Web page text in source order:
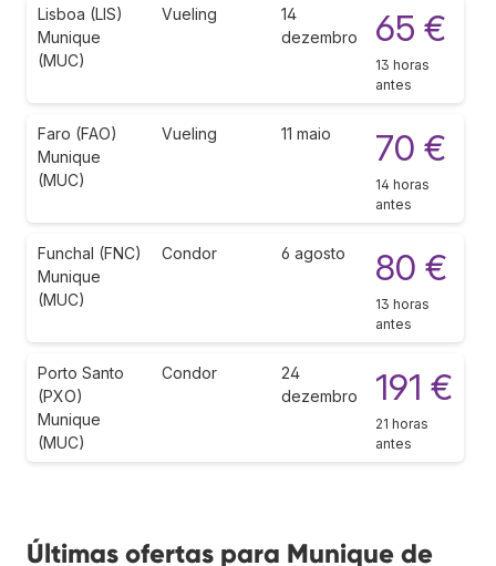
Lisboa (LIS)
Munique
(MUC)
Vueling
14
dezembro
65 €
13 horas
antes
Faro (FAO)
Munique
(MUC)
Vueling 11 maio 70 €
14 horas
antes
Funchal (FNC)
Munique
(MUC)
Condor 6 agosto 80 €
13 horas
antes
Porto Santo
(PXO)
Munique
(MUC)
Condor
24
dezembro
191 €
21 horas
antes
Últimas ofertas para Munique de